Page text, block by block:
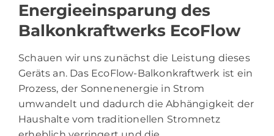
Energieeinsparung des
Balkonkraftwerks EcoFlow
Schauen wir uns zunächst die Leistung dieses
Geräts an. Das EcoFlow-Balkonkraftwerk ist ein
Prozess, der Sonnenenergie in Strom
umwandelt und dadurch die Abhängigkeit der
Haushalte vom traditionellen Stromnetz